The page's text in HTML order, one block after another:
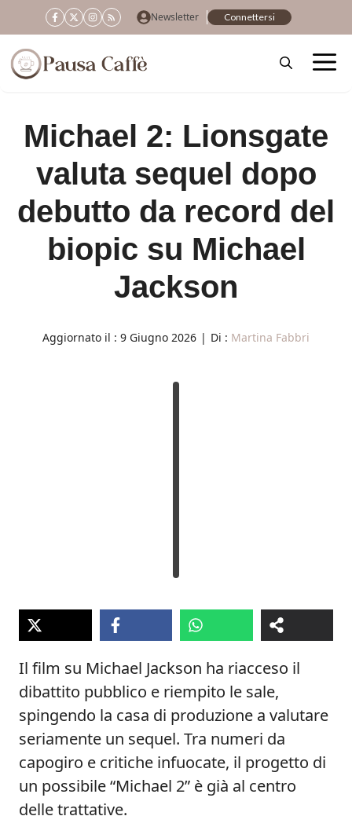
al
contenuto
Newsletter Connettersi
Michael 2: Lionsgate
valuta sequel dopo
debutto da record del
biopic su Michael
Jackson
Aggiornato il : 9 Giugno 2026 | Di : Martina Fabbri
Il film su Michael Jackson ha riacceso il
dibattito pubblico e riempito le sale,
spingendo la casa di produzione a valutare
seriamente un sequel. Tra numeri da
capogiro e critiche infuocate, il progetto di
un possibile “Michael 2” è già al centro
delle trattative.